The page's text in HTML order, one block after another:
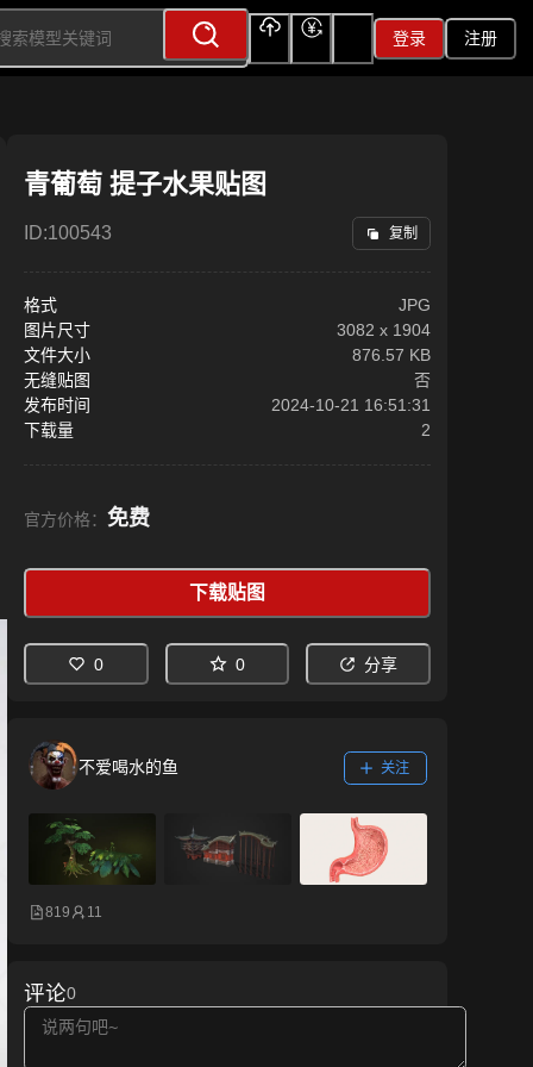
登录 注册
青葡萄 提子水果贴图
ID:100543 复制
格式
JPG
图片尺寸
3082 x 1904
文件大小
876.57 KB
无缝贴图
否
发布时间
2024-10-21 16:51:31
下载量
2
官方价格： 免费
下载贴图
0 0 分享
不爱喝水的鱼 关注
819 11
评论0